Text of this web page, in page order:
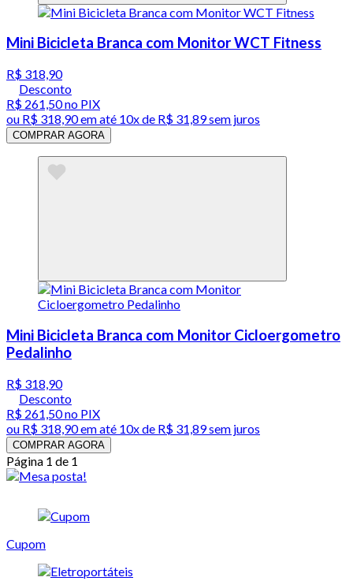
Mini Bicicleta Branca com Monitor WCT Fitness
R$ 318,90
Desconto
R$ 261,50no PIX
ou R$ 318,90em até 10x de R$ 31,89 sem juros
COMPRAR AGORA
Mini Bicicleta Branca com Monitor Cicloergometro
Pedalinho
R$ 318,90
Desconto
R$ 261,50no PIX
ou R$ 318,90em até 10x de R$ 31,89 sem juros
COMPRAR AGORA
Página 1 de 1
Cupom